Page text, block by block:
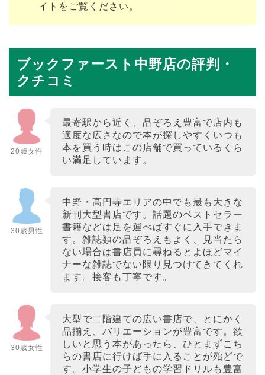
イトをご覧ください。
ブックファースト中野店の評判・
クチコミ
20歳女性
最寄駅から近く、品ぞろえ豊富で店内も
適度な広さなので本が探しやすくいつも
本を買う時はこの店舗で買っているくら
い満足しています。
30歳男性
中野・高円寺エリアの中でも最も大きな
新刊大型書店です。話題のベストセラー
書籍などは足を運べばすぐに入手できま
す。雑誌類の品ぞろえもよく、見当たら
ない場合は書店員に尋ねるとよほどマイ
ナーな雑誌でない限り見つけてきてくれ
ます。接客も丁寧です。
30歳女性
大型で二階建ての広い書店で、とにかく
品揃え、バリエーションが豊富です。欲
しいと思う本があったら、ひとまずこち
らの書店に行けば手に入ることが殆どで
す。小学生の子どもの学習ドリルも豊富